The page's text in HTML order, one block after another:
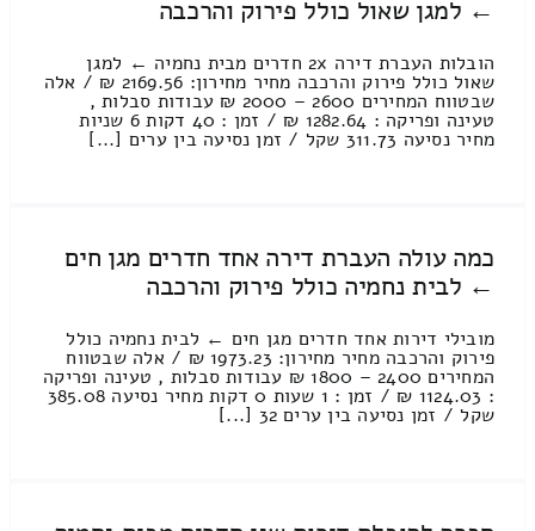
← למגן שאול כולל פירוק והרכבה
הובלות העברת דירה 2x חדרים מבית נחמיה ← למגן
שאול כולל פירוק והרכבה מחיר מחירון: 2169.56 ₪ / אלה
שבטווח המחירים 2600 – 2000 ₪ עבודות סבלות ,
טעינה ופריקה : 1282.64 ₪ / זמן : 40 דקות 6 שניות
מחיר נסיעה 311.73 שקל / זמן נסיעה בין ערים [...]
כמה עולה העברת דירה אחד חדרים מגן חים
← לבית נחמיה כולל פירוק והרכבה
מובילי דירות אחד חדרים מגן חים ← לבית נחמיה כולל
פירוק והרכבה מחיר מחירון: 1973.23 ₪ / אלה שבטווח
המחירים 2400 – 1800 ₪ עבודות סבלות , טעינה ופריקה
: 1124.03 ₪ / זמן : 1 שעות 0 דקות מחיר נסיעה 385.08
שקל / זמן נסיעה בין ערים 32 [...]